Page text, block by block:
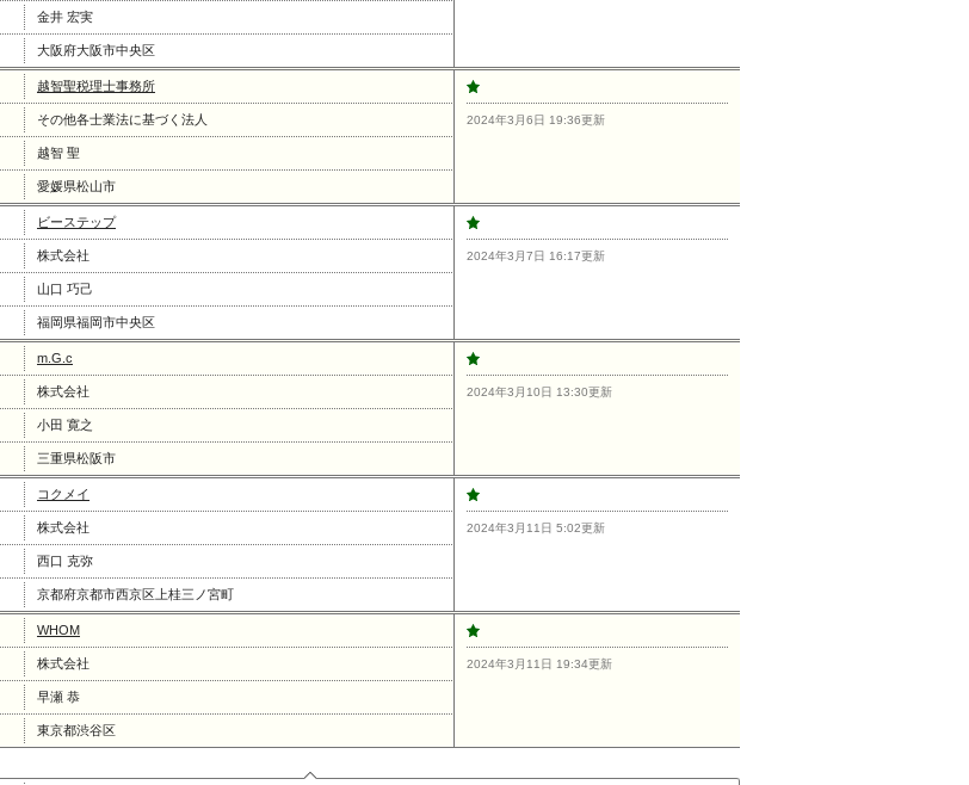
金井 宏実
大阪府大阪市中央区
越智聖税理士事務所
その他各士業法に基づく法人
越智 聖
愛媛県松山市
2024年3月6日 19:36更新
ビーステップ
株式会社
山口 巧己
福岡県福岡市中央区
2024年3月7日 16:17更新
m.G.c
株式会社
小田 寛之
三重県松阪市
2024年3月10日 13:30更新
コクメイ
株式会社
西口 克弥
京都府京都市西京区上桂三ノ宮町
2024年3月11日 5:02更新
WHOM
株式会社
早瀬 恭
東京都渋谷区
2024年3月11日 19:34更新